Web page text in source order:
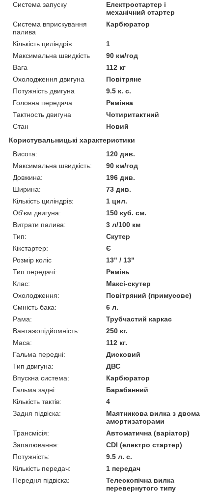
Система запуску
Електростартер і
механічний стартер
Система вприскування
палива
Карбюратор
Кількість циліндрів
1
Максимальна швидкість
90 км/год
Вага
112 кг
Охолодження двигуна
Повітряне
Потужність двигуна
9.5 к. с.
Головна передача
Ремінна
Тактность двигуна
Чотиритактний
Стан
Новий
Користувальницькі характеристики
Висота:
120 див.
Максимальна швидкість:
90 км/год
Довжина:
196 див.
Ширина:
73 див.
Кількість циліндрів:
1 цил.
Об'єм двигуна:
150 куб. см.
Витрати палива:
3 л/100 км
Тип:
Скутер
Кікстартер:
Є
Розмір коліс
13" / 13"
Тип передачі:
Ремінь
Клас:
Максі-скутер
Охолодження:
Повітряний (примусове)
Ємність бака:
6 л.
Рама:
Трубчастий каркас
Вантажопідйомність:
250 кг.
Маса:
112 кг.
Гальма передні:
Дисковий
Тип двигуна:
ДВС
Впускна система:
Карбюратор
Гальма задні:
Барабанний
Кількість тактів:
4
Задня підвіска:
Маятникова вилка з двома
амортизаторами
Трансмісія:
Автоматична (варіатор)
Запалювання:
CDI (електро стартер)
Потужність:
9.5 л. с.
Кількість передач:
1 передач
Передня підвіска:
Телескопічна вилка
перевернутого типу